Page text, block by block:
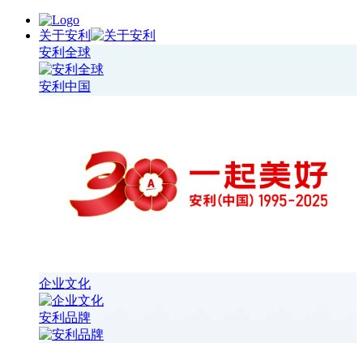
关于安利
安利全球
安利中国
企业文化
安利品牌